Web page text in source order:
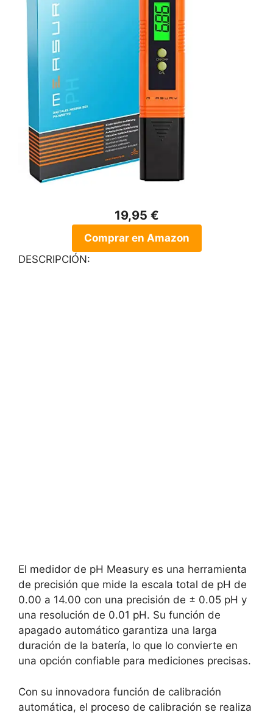
19,95 €
Comprar en Amazon
DESCRIPCIÓN:
El medidor de pH Measury es una herramienta
de precisión que mide la escala total de pH de
0.00 a 14.00 con una precisión de ± 0.05 pH y
una resolución de 0.01 pH. Su función de
apagado automático garantiza una larga
duración de la batería, lo que lo convierte en
una opción confiable para mediciones precisas.
Con su innovadora función de calibración
automática, el proceso de calibración se realiza